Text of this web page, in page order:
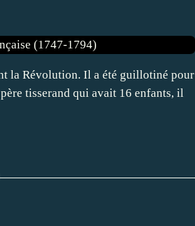
la Révolution. Il a été guillotiné pour
tisserand qui avait 16 enfants, il